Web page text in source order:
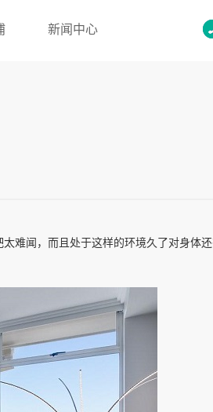
新闻中心
难闻，而且处于这样的环境久了对身体